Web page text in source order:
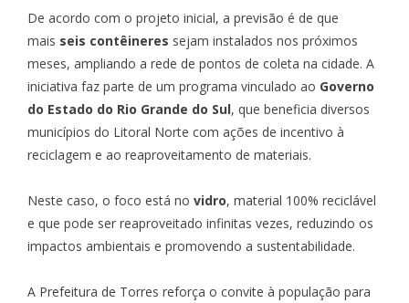
De acordo com o projeto inicial, a previsão é de que
mais seis contêineres sejam instalados nos próximos
meses, ampliando a rede de pontos de coleta na cidade. A
iniciativa faz parte de um programa vinculado ao Governo
do Estado do Rio Grande do Sul, que beneficia diversos
municípios do Litoral Norte com ações de incentivo à
reciclagem e ao reaproveitamento de materiais.
Neste caso, o foco está no vidro, material 100% reciclável
e que pode ser reaproveitado infinitas vezes, reduzindo os
impactos ambientais e promovendo a sustentabilidade.
A Prefeitura de Torres reforça o convite à população para